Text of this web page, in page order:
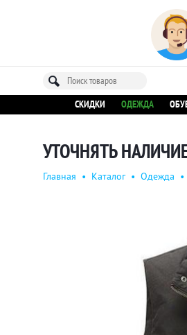
СКИДКИ
ОДЕЖДА
УТОЧНЯТЬ НАЛИЧИЕ
Главная • Каталог • Одежда •